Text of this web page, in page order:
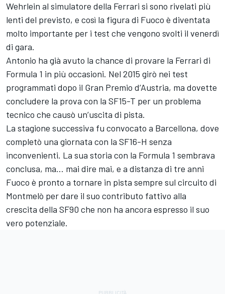
Wehrlein al simulatore della Ferrari si sono rivelati più
lenti del previsto, e così la figura di Fuoco è diventata
molto importante per i test che vengono svolti il venerdì
di gara.
Antonio ha già avuto la chance di provare la Ferrari di
Formula 1 in più occasioni. Nel 2015 girò nei test
programmati dopo il Gran Premio d’Austria, ma dovette
concludere la prova con la SF15-T per un problema
tecnico che causò un’uscita di pista.
La stagione successiva fu convocato a Barcellona, dove
completò una giornata con la SF16-H senza
inconvenienti. La sua storia con la Formula 1 sembrava
conclusa, ma… mai dire mai, e a distanza di tre anni
Fuoco è pronto a tornare in pista sempre sul circuito di
Montmelò per dare il suo contributo fattivo alla
crescita della SF90 che non ha ancora espresso il suo
vero potenziale.